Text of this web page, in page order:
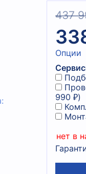
437
Опции
990 ₽)
нет в